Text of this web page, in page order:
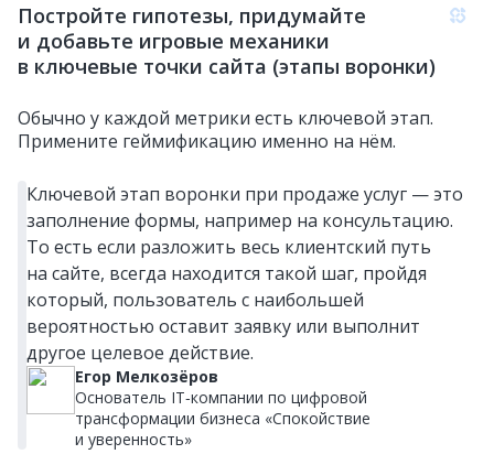
Постройте гипотезы, придумайте
и добавьте игровые механики
в ключевые точки сайта (этапы воронки)
Обычно у каждой метрики есть ключевой этап.
Примените геймификацию именно на нём.
Ключевой этап воронки при продаже услуг — это
заполнение формы, например на консультацию.
То есть если разложить весь клиентский путь
на сайте, всегда находится такой шаг, пройдя
который, пользователь с наибольшей
вероятностью оставит заявку или выполнит
другое целевое действие.
Егор Мелкозёров
Основатель IT‑компании по цифровой
трансформации бизнеса «Спокойствие
и уверенность»